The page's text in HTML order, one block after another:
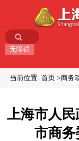
无障碍
当前位置: 首页 商务
上海市人民
市商务